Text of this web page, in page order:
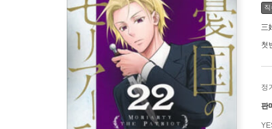
三
첫
정
판